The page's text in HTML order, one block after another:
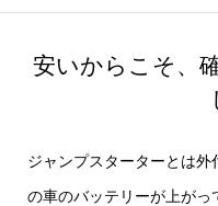
安いからこそ、
ジャンプスターターとは
の車のバッテリーが上がっ